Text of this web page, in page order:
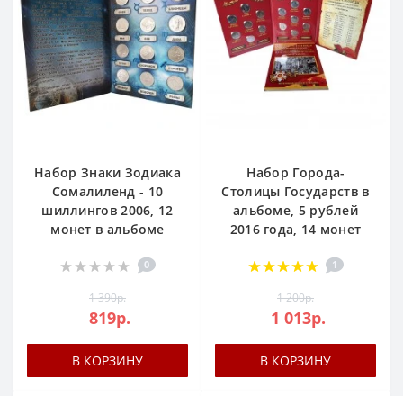
Набор Знаки Зодиака
Сомалиленд - 10
шиллингов 2006, 12
монет в альбоме
0
1 390р.
819р.
В КОРЗИНУ
Набор Города-
Столицы Государств в
альбоме, 5 рублей
2016 года, 14 монет
1
1 200р.
1 013р.
В КОРЗИНУ